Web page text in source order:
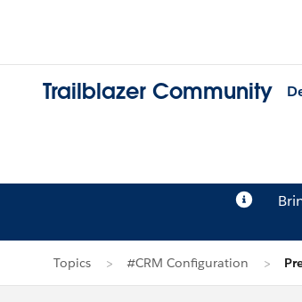
Trailblazer Community
Topics #CRM Configuration